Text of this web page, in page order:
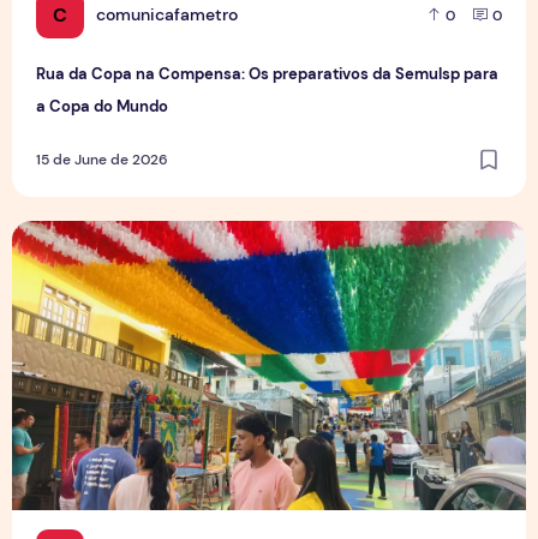
C comunicafametro 0 0
Rua da Copa na Compensa: Os preparativos da Semulsp para
a Copa do Mundo
15 de June de 2026
O povo brasileiro e o futebol: identidade, paixão e